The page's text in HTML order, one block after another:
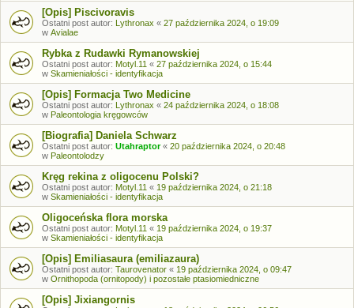
[Opis] Piscivoravis
Ostatni post autor: Lythronax « 27 października 2024, o 19:09
w Avialae
Rybka z Rudawki Rymanowskiej
Ostatni post autor: Motyl.11 « 27 października 2024, o 15:44
w Skamieniałości - identyfikacja
[Opis] Formacja Two Medicine
Ostatni post autor: Lythronax « 24 października 2024, o 18:08
w Paleontologia kręgowców
[Biografia] Daniela Schwarz
Ostatni post autor: Utahraptor« 20 października 2024, o 20:48
w Paleontolodzy
Kręg rekina z oligocenu Polski?
Ostatni post autor: Motyl.11 « 19 października 2024, o 21:18
w Skamieniałości - identyfikacja
Oligoceńska flora morska
Ostatni post autor: Motyl.11 « 19 października 2024, o 19:37
w Skamieniałości - identyfikacja
[Opis] Emiliasaura (emiliazaura)
Ostatni post autor: Taurovenator « 19 października 2024, o 09:47
w Ornithopoda (ornitopody) i pozostałe ptasiomiedniczne
[Opis] Jixiangornis